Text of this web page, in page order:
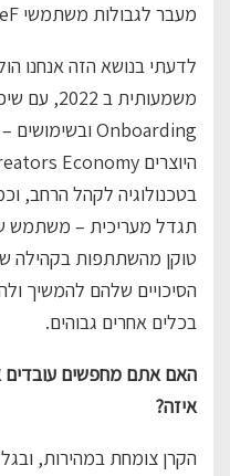
מעבר לגבולות משתמשי DeF, ולהגיע לקהל מיינסטרים.
לדעתי בנושא הזה אנחנו
משמעותית
בטכנולוגיה לקהל הרחב,
טוקן מהשתתפות בקהילה
הסיכויים שלהם להמשיך
בכלים אחרים גבוהים.
האם אתם מחפשים עובדים
איזה?
הקרן צומחת במהירות,